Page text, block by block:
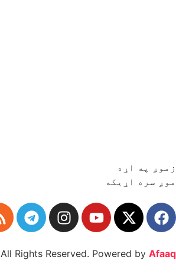
زموږ په اړه
موږ سره اړیکه
All Rights Reserved. Powered by Afaaq